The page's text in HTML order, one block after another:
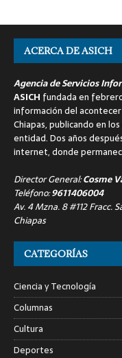
ACERCA DE ASICH
Agencia de Servicios
ASICH fundada en
información del
Chiapas, publicando en
entidad. Dos años
internet, donde
Director General:Cosme
Teléfono:9611406004
Av. 4 Mzna. 8 #112 Fracc.
Chiapas
CATEGORÍAS
Ciencia y Tecnología
Columnas
Cultura
Deportes